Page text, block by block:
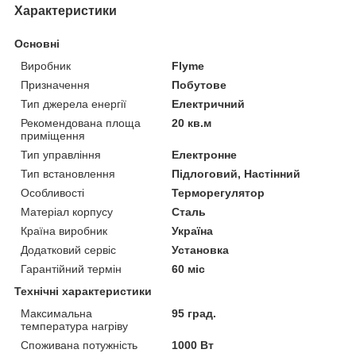
Характеристики
Основні
Виробник
Flyme
Призначення
Побутове
Тип джерела енергії
Електричний
Рекомендована площа
приміщення
20 кв.м
Тип управління
Електронне
Тип встановлення
Підлоговий, Настінний
Особливості
Терморегулятор
Матеріал корпусу
Сталь
Країна виробник
Україна
Додатковий сервіс
Установка
Гарантійний термін
60 міс
Технічні характеристики
Максимальна
температура нагріву
95 град.
Споживана потужність
1000 Вт